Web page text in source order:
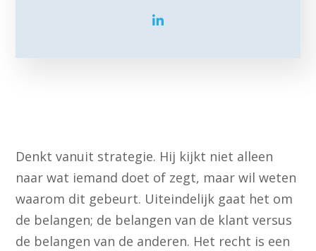
Denkt vanuit strategie. Hij kijkt niet alleen
naar wat iemand doet of zegt, maar wil weten
waarom dit gebeurt. Uiteindelijk gaat het om
de belangen; de belangen van de klant versus
de belangen van de anderen. Het recht is een